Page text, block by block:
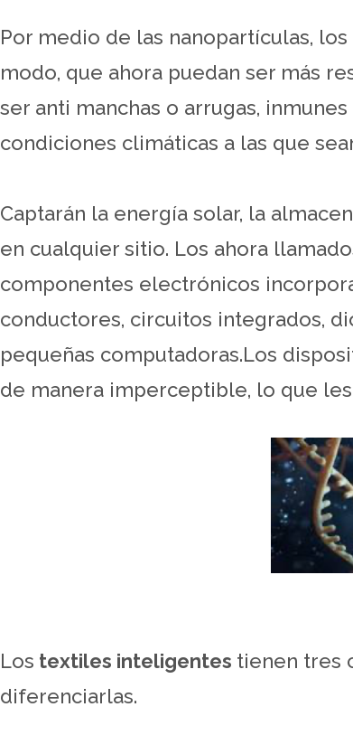
Por medio de las nanopartículas,
modo, que ahora puedan ser más
ser anti manchas o arrugas,
condiciones climáticas a las que
Captarán la energía solar, la
en cualquier sitio. Los ahora
componentes electrónicos
conductores, circuitos integrados,
pequeñas computadoras.Los
de manera imperceptible, lo que
Los textiles inteligentes tienen tres
diferenciarlas.